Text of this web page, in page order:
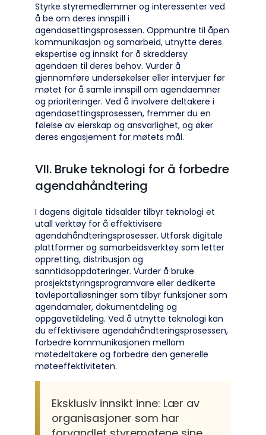
Styrke styremedlemmer og interessenter ved
å be om deres innspill i
agendasettingsprosessen. Oppmuntre til åpen
kommunikasjon og samarbeid, utnytte deres
ekspertise og innsikt for å skreddersy
agendaen til deres behov. Vurder å
gjennomføre undersøkelser eller intervjuer før
møtet for å samle innspill om agendaemner
og prioriteringer. Ved å involvere deltakere i
agendasettingsprosessen, fremmer du en
følelse av eierskap og ansvarlighet, og øker
deres engasjement for møtets mål.
VII. Bruke teknologi for å forbedre
agendahåndtering
I dagens digitale tidsalder tilbyr teknologi et
utall verktøy for å effektivisere
agendahåndteringsprosesser. Utforsk digitale
plattformer og samarbeidsverktøy som letter
oppretting, distribusjon og
sanntidsoppdateringer. Vurder å bruke
prosjektstyringsprogramvare eller dedikerte
tavleportalløsninger som tilbyr funksjoner som
agendamaler, dokumentdeling og
oppgavetildeling. Ved å utnytte teknologi kan
du effektivisere agendahåndteringsprosessen,
forbedre kommunikasjonen mellom
møtedeltakere og forbedre den generelle
møteeffektiviteten.
Eksklusiv innsikt inne: Lær av
organisasjoner som har